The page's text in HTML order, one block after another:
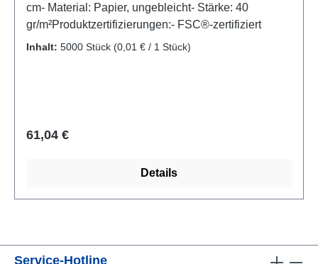
cm- Material: Papier, ungebleicht- Stärke: 40
gr/m²Produktzertifizierungen:- FSC®-zertifiziert
Inhalt: 5000 Stück (0,01 € / 1 Stück)
Regulärer Preis:
61,04 €
Details
Service-Hotline